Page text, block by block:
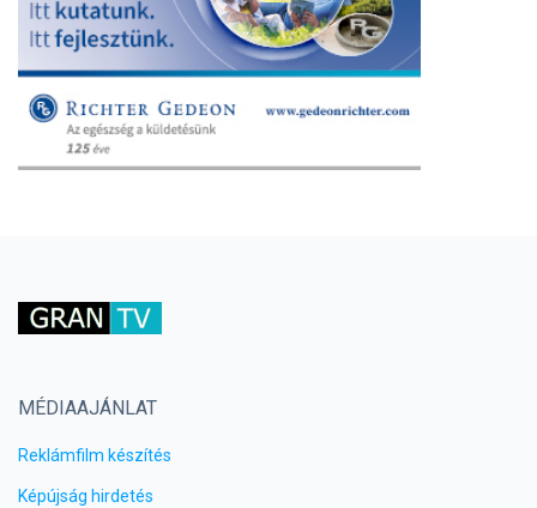
MÉDIAAJÁNLAT
Reklámfilm készítés
Képújság hirdetés